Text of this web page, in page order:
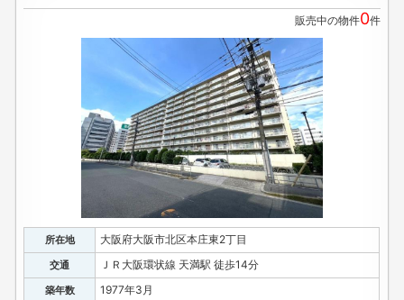
販売中の物件0件
所在地 大阪府大阪市北区本庄東2丁目
交通 ＪＲ大阪環状線 天満駅 徒歩14分
築年数 1977年3月